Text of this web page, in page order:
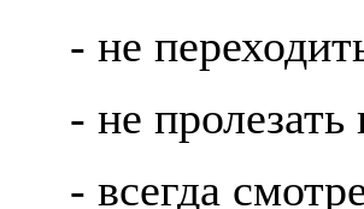
- не
- не
- всегда